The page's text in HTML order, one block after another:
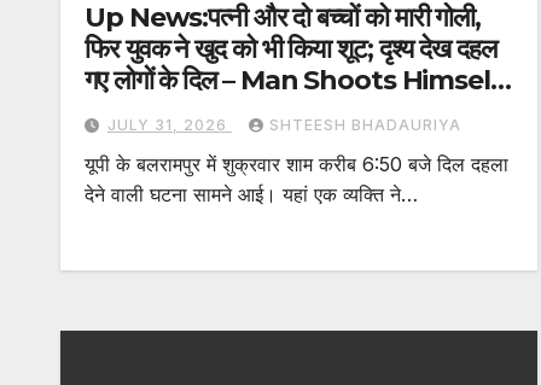
Up News:पत्नी और दो बच्चों को मारी गोली,
फिर युवक ने खुद को भी किया शूट; दृश्य देख दहल
गए लोगों के दिल – Man Shoots Himself
After Shooting Wife And Two
Children In Balrampur
JULY 31, 2026 SHTEESH BHADAURIYA
यूपी के बलरामपुर में शुक्रवार शाम करीब 6:50 बजे दिल दहला
देने वाली घटना सामने आई। यहां एक व्यक्ति ने…